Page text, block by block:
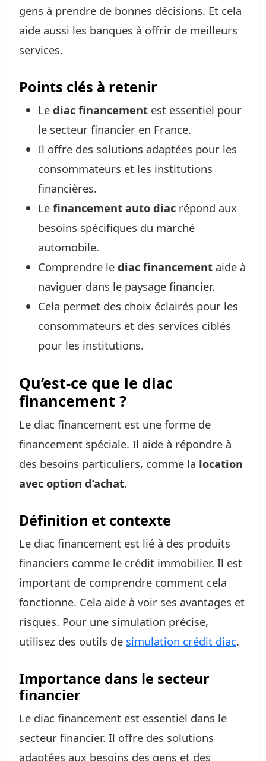
gens à prendre de bonnes décisions. Et cela
aide aussi les banques à offrir de meilleurs
services.
Points clés à retenir
Le diac financement est essentiel pour
le secteur financier en France.
Il offre des solutions adaptées pour les
consommateurs et les institutions
financières.
Le financement auto diac répond aux
besoins spécifiques du marché
automobile.
Comprendre le diac financement aide à
naviguer dans le paysage financier.
Cela permet des choix éclairés pour les
consommateurs et des services ciblés
pour les institutions.
Qu’est-ce que le diac
financement ?
Le diac financement est une forme de
financement spéciale. Il aide à répondre à
des besoins particuliers, comme la location
avec option d’achat.
Définition et contexte
Le diac financement est lié à des produits
financiers comme le crédit immobilier. Il est
important de comprendre comment cela
fonctionne. Cela aide à voir ses avantages et
risques. Pour une simulation précise,
utilisez des outils de simulation crédit diac.
Importance dans le secteur
financier
Le diac financement est essentiel dans le
secteur financier. Il offre des solutions
adaptées aux besoins des gens et des